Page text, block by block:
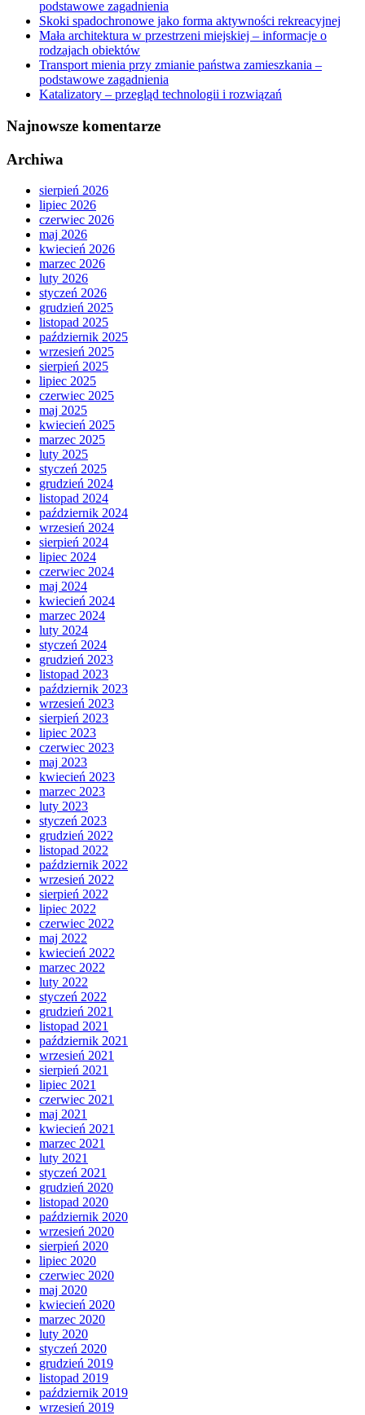
podstawowe zagadnienia
Skoki spadochronowe jako forma aktywności rekreacyjnej
Mała architektura w przestrzeni miejskiej – informacje o
rodzajach obiektów
Transport mienia przy zmianie państwa zamieszkania –
podstawowe zagadnienia
Katalizatory – przegląd technologii i rozwiązań
Najnowsze komentarze
Archiwa
sierpień 2026
lipiec 2026
czerwiec 2026
maj 2026
kwiecień 2026
marzec 2026
luty 2026
styczeń 2026
grudzień 2025
listopad 2025
październik 2025
wrzesień 2025
sierpień 2025
lipiec 2025
czerwiec 2025
maj 2025
kwiecień 2025
marzec 2025
luty 2025
styczeń 2025
grudzień 2024
listopad 2024
październik 2024
wrzesień 2024
sierpień 2024
lipiec 2024
czerwiec 2024
maj 2024
kwiecień 2024
marzec 2024
luty 2024
styczeń 2024
grudzień 2023
listopad 2023
październik 2023
wrzesień 2023
sierpień 2023
lipiec 2023
czerwiec 2023
maj 2023
kwiecień 2023
marzec 2023
luty 2023
styczeń 2023
grudzień 2022
listopad 2022
październik 2022
wrzesień 2022
sierpień 2022
lipiec 2022
czerwiec 2022
maj 2022
kwiecień 2022
marzec 2022
luty 2022
styczeń 2022
grudzień 2021
listopad 2021
październik 2021
wrzesień 2021
sierpień 2021
lipiec 2021
czerwiec 2021
maj 2021
kwiecień 2021
marzec 2021
luty 2021
styczeń 2021
grudzień 2020
listopad 2020
październik 2020
wrzesień 2020
sierpień 2020
lipiec 2020
czerwiec 2020
maj 2020
kwiecień 2020
marzec 2020
luty 2020
styczeń 2020
grudzień 2019
listopad 2019
październik 2019
wrzesień 2019